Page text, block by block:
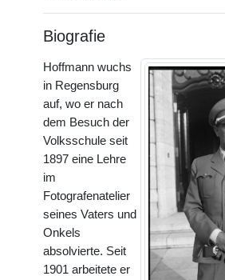
Biografie
Hoffmann wuchs
in Regensburg
auf, wo er nach
dem Besuch der
Volksschule seit
1897 eine Lehre
im
Fotografenatelier
seines Vaters und
Onkels
absolvierte. Seit
1901 arbeitete er